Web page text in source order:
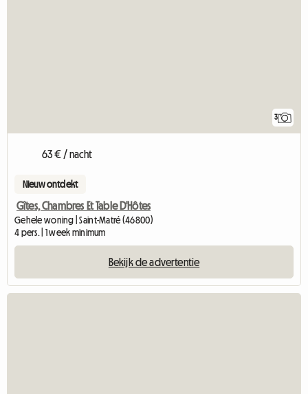
3
63 € / nacht
Nieuw ontdekt
Gîtes, Chambres Et Table D'Hôtes
Gehele woning | Saint-Matré (46800)
4 pers. | 1 week minimum
Bekijk de advertentie